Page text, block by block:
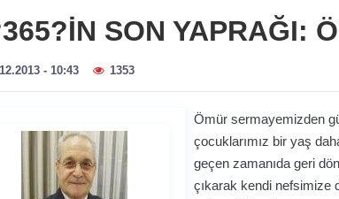
SON YAPRAĞI:
- 10:43 1353
Ömür sermayemizden
çocuklarımız bir yaş
geçen zamanıda geri
çıkarak kendi nefsimize